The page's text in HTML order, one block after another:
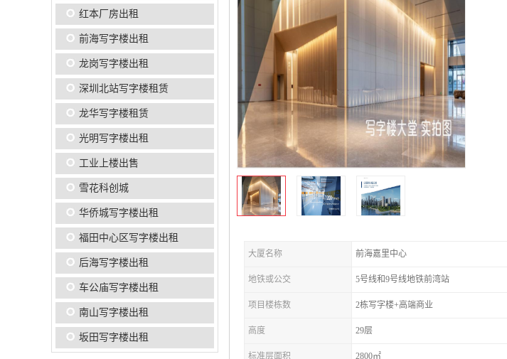
红本厂房出租
前海写字楼出租
龙岗写字楼出租
深圳北站写字楼租赁
龙华写字楼租赁
光明写字楼出租
工业上楼出售
雪花科创城
华侨城写字楼出租
福田中心区写字楼出租
后海写字楼出租
车公庙写字楼出租
南山写字楼出租
坂田写字楼出租
大厦名称 前海嘉里中心
地铁或公交 5号线和9号线地铁前湾站
项目楼栋数 2栋写字楼+高端商业
高度 29层
标准层面积 2800㎡